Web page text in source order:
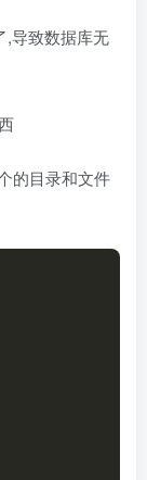
,导致数据库无
的目录和文件